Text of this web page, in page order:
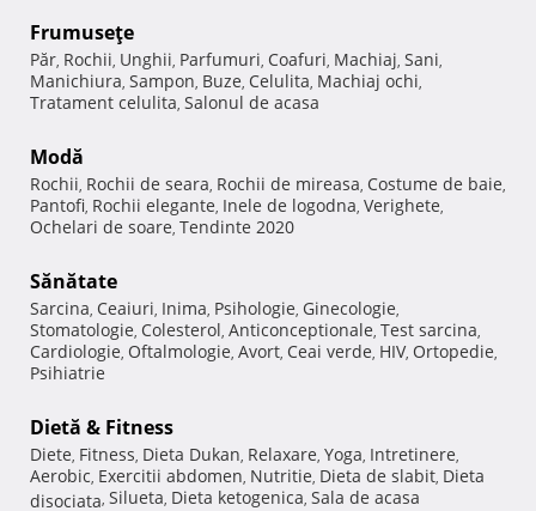
Frumuseţe
Păr, Rochii, Unghii, Parfumuri, Coafuri, Machiaj, Sani,
Manichiura, Sampon, Buze, Celulita, Machiaj ochi,
Tratament celulita, Salonul de acasa
Modă
Rochii, Rochii de seara, Rochii de mireasa, Costume de baie,
Pantofi, Rochii elegante, Inele de logodna, Verighete,
Ochelari de soare, Tendinte 2020
Sănătate
Sarcina, Ceaiuri, Inima, Psihologie, Ginecologie,
Stomatologie, Colesterol, Anticonceptionale, Test sarcina,
Cardiologie, Oftalmologie, Avort, Ceai verde, HIV, Ortopedie,
Psihiatrie
Dietă & Fitness
Diete, Fitness, Dieta Dukan, Relaxare, Yoga, Intretinere,
Aerobic, Exercitii abdomen, Nutritie, Dieta de slabit, Dieta
disociata, Silueta, Dieta ketogenica, Sala de acasa